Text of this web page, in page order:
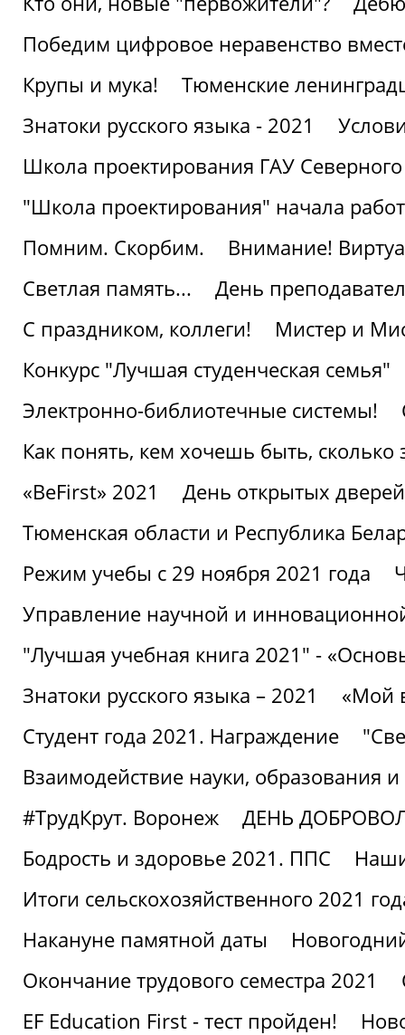
Победим цифровое неравенство
Крупы и мука!
Тюменские
Знатоки русского языка - 2021
Школа проектирования ГАУ
"Школа проектирования" начала
Помним. Скорбим.
Внимание!
Светлая память...
День
С праздником, коллеги!
Мистер и
Конкурс "Лучшая студенческая семья"
Электронно-библиотечные системы!
Как понять, кем хочешь быть, сколько
«BeFirst» 2021
День открытых
Тюменская области и Республика
Режим учебы с 29 ноября 2021 года
Управление научной и
"Лучшая учебная книга 2021" -
Знатоки русского языка – 2021
«Мой
Студент года 2021. Награждение
Взаимодействие науки, образования и
#ТрудКрут. Воронеж
ДЕНЬ
Бодрость и здоровье 2021. ППС
Итоги сельскохозяйственного 2021
Накануне памятной даты
Окончание трудового семестра 2021
EF Education First - тест пройден!